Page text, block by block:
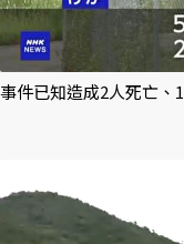
事件已知造成2人死亡、